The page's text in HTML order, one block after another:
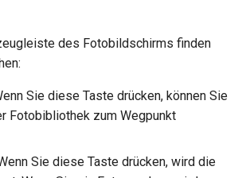
des Fotobildschirms finden
Sie diese Taste drücken, können Sie
Fotobibliothek zum Wegpunkt
Sie diese Taste drücken, wird die